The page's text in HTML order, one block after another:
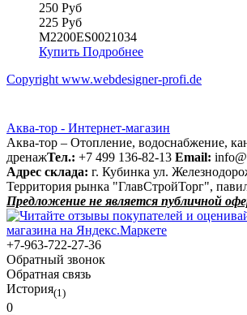
250 Руб
225 Руб
М2200ES0021034
Купить Подробнее
Copyright www.webdesigner-profi.de
Аква-тор - Интернет-магазин
Аква-тор – Отопление, водоснабжение,
дренажТел.: +7 499 136-82-13 Email:
Адрес склада: г. Кубинка ул.
Территория рынка "ГлавСтройТорг",
Предложение не является публичной
+7-963-722-27-36
Обратный звонок
Обратная связь
История(1)
0